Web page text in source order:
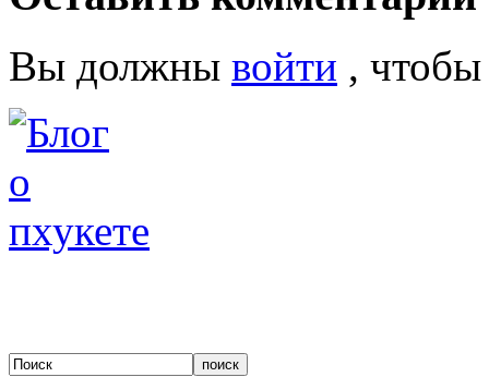
Вы должны войти ,